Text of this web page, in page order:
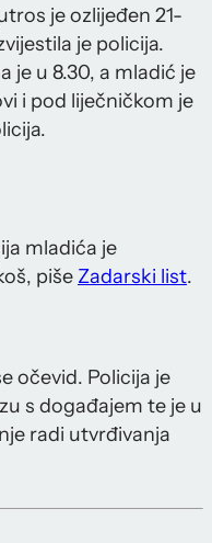
je ozlijeđen 21-
je policija.
je u 8.30, a mladić je
i pod liječničkom je
mladića je
piše Zadarski list.
očevid. Policija je
s događajem te je u
radi utvrđivanja